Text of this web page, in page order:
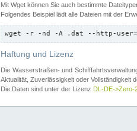
Mit Wget können Sie auch bestimmte
Folgendes Beispiel lädt alle Dateien mit der
wget -r -nd -A .dat --http-
Haftung und Lizenz
Die Wasserstraßen- und
Aktualität, Zuverlässigkeit oder Vollständigkeit
Die Daten sind unter der Lizenz DL-DE->Zero-